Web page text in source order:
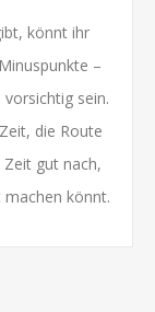
könnt ihr
–
sein.
die Route
gut nach,
könnt.